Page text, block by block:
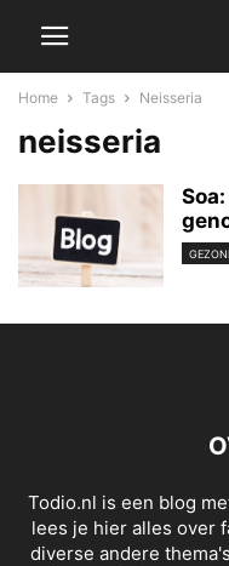
Home Tags Neisseria
neisseria
Todio.nl is een blog
lees je hier alles over
diverse andere